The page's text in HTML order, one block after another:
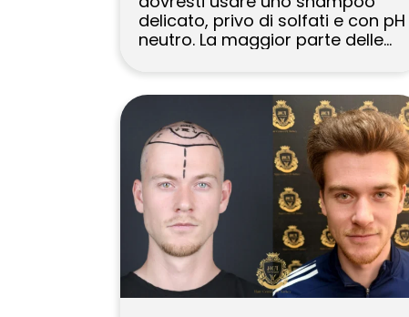
delicato, privo di solfati e con pH
neutro. La maggior parte delle
Center of Turkey, forniscono
shampoo e lozione di grado
medico in un kit per la cura
postoperatoria progettato per
proteggere i follicoli sensibili e
supportare la guarigione per i
[…]